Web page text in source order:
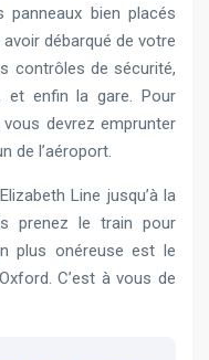
panneaux bien placés
débarqué de votre
contrôles de sécurité,
et enfin la gare. Pour
vous devrez emprunter
de l’aéroport.
Line jusqu’à la
prenez le train pour
plus onéreuse est le
C’est à vous de